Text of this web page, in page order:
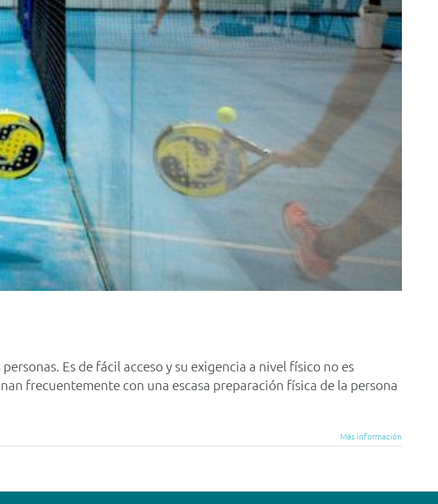
Es de fácil acceso y su exigencia a nivel físico no es
frecuentemente con una escasa preparación física de la persona
Más información